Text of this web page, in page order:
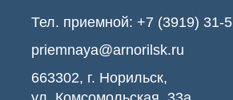
Тел. приемной: +7 (3919) 31-
priemnaya@arnorilsk.ru
663302, г. Норильск,